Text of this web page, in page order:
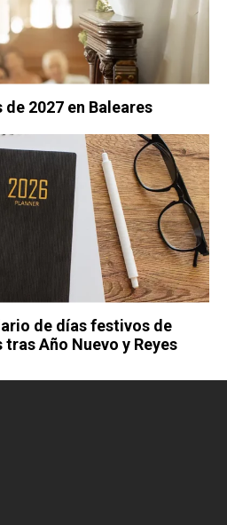
2027 en Baleares
de días festivos de
tras Año Nuevo y Reyes